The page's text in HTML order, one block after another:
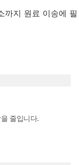
까지 원료 이송에 필
줄입니다.